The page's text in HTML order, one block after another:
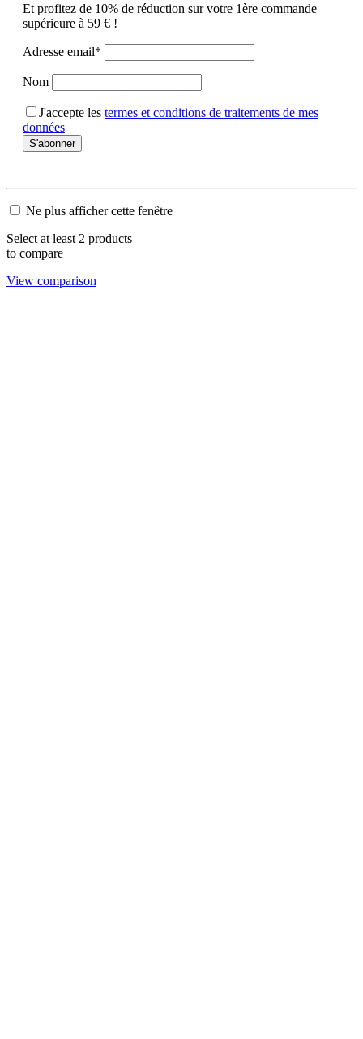
Et profitez de 10% de réduction sur votre 1ère commande
supérieure à 59 € !
Adresse email*
Nom
J'accepte les termes et conditions de traitements de mes
données
Ne plus afficher cette fenêtre
Select at least 2 products
to compare
View comparison